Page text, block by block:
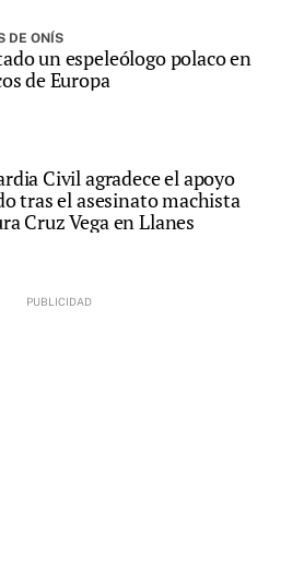
DE ONÍS
un espeleólogo polaco en
de Europa
Civil agradece el apoyo
tras el asesinato machista
Cruz Vega en Llanes